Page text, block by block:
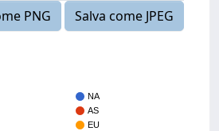
PNG
Salva come JPEG
NA
AS
EU